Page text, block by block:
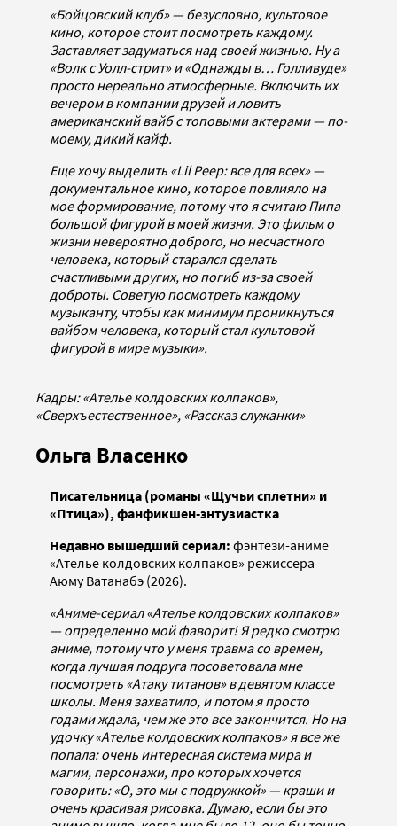
«Бойцовский клуб» — безусловно, культовое
кино, которое стоит посмотреть каждому.
Заставляет задуматься над своей жизнью. Ну а
«Волк с Уолл-стрит» и «Однажды в… Голливуде»
просто нереально атмосферные. Включить их
вечером в компании друзей и ловить
американский вайб с топовыми актерами — по-
моему, дикий кайф.
Еще хочу выделить «Lil Peep: все для всех» —
документальное кино, которое повлияло на
мое формирование, потому что я считаю Пипа
большой фигурой в моей жизни. Это фильм о
жизни невероятно доброго, но несчастного
человека, который старался сделать
счастливыми других, но погиб из-за своей
доброты. Советую посмотреть каждому
музыканту, чтобы как минимум проникнуться
вайбом человека, который стал культовой
фигурой в мире музыки».
Кадры: «Ателье колдовских колпаков»,
«Сверхъестественное», «Рассказ служанки»
Ольга Власенко
Писательница (романы «Щучьи сплетни» и
«Птица»), фанфикшен-энтузиастка
Недавно вышедший сериал: фэнтези-аниме
«Ателье колдовских колпаков» режиссера
Аюму Ватанабэ (2026).
«Аниме-сериал «Ателье колдовских колпаков»
— определенно мой фаворит! Я редко смотрю
аниме, потому что у меня травма со времен,
когда лучшая подруга посоветовала мне
посмотреть «Атаку титанов» в девятом классе
школы. Меня захватило, и потом я просто
годами ждала, чем же это все закончится. Но на
удочку «Ателье колдовских колпаков» я все же
попала: очень интересная система мира и
магии, персонажи, про которых хочется
говорить: «О, это мы с подружкой» — краши и
очень красивая рисовка. Думаю, если бы это